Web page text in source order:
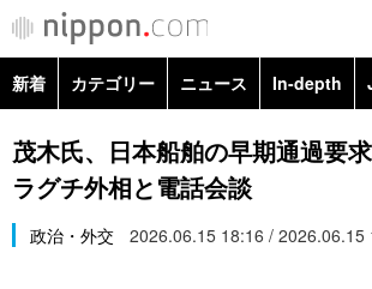
カテゴリー
新着 カテゴリー ニュース In-depth
政治・外交
経済・ビジネス
茂木氏、日本船舶の早期通過要
ラグチ外相と電話会談
政治・外交 2026.06.15 18:16 / 2026.06.15